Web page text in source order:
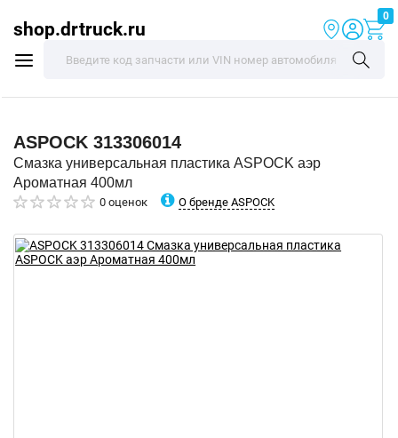
shop.drtruck.ru
0
ASPOCK 313306014
Смазка универсальная пластика ASPOCK аэр
Ароматная 400мл
0 оценок О бренде ASPOCK